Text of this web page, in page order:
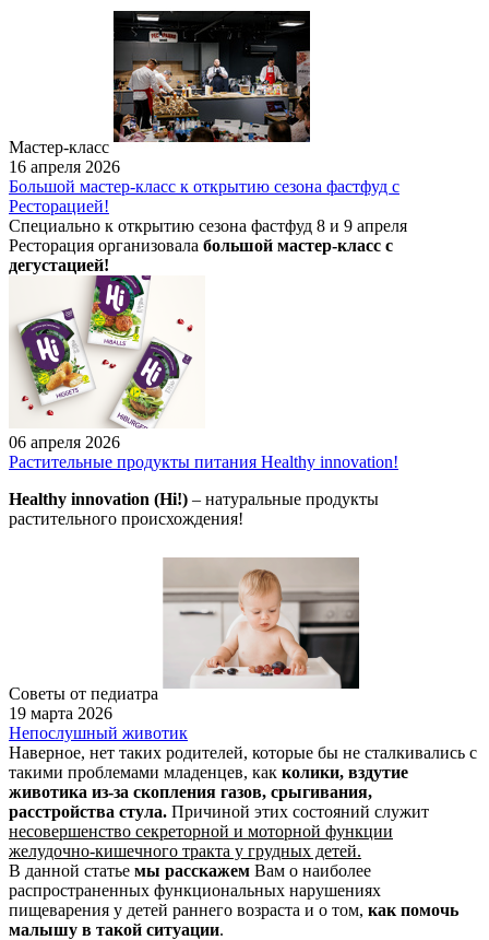
Мастер-класс
16 апреля 2026
Большой мастер-класс к открытию сезона фастфуд с
Ресторацией!
Специально к открытию сезона фастфуд 8 и 9 апреля
Ресторация организовала большой мастер-класс с
дегустацией!
06 апреля 2026
Растительные продукты питания Healthy innovation!
Healthy innovation (Hi!) – натуральные продукты
растительного происхождения!
Советы от педиатра
19 марта 2026
Непослушный животик
Наверное, нет таких родителей, которые бы не сталкивались с
такими проблемами младенцев, как колики, вздутие
животика из-за скопления газов, срыгивания,
расстройства стула. Причиной этих состояний служит
несовершенство секреторной и моторной функции
желудочно-кишечного тракта у грудных детей.
В данной статье мы расскажем Вам о наиболее
распространенных функциональных нарушениях
пищеварения у детей раннего возраста и о том, как помочь
малышу в такой ситуации.